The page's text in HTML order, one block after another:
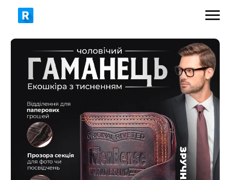
ЗАМОВИТИ
419 грн